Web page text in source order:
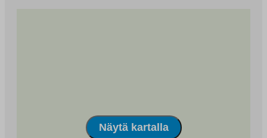
Näytä kartalla